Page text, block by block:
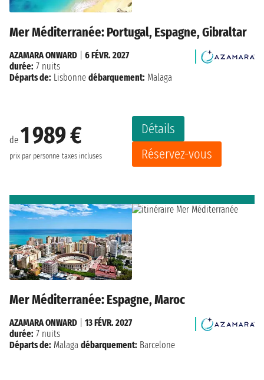
Mer Méditerranée: Portugal, Espagne, Gibraltar
de 1 989 €
prix par personne taxes incluses
Détails
Réservez-vous
AZAMARA ONWARD
6 FÉVR. 2027
durée: 7 nuits
Départs de: Lisbonne débarquement: Malaga
Mer Méditerranée: Espagne, Maroc
AZAMARA ONWARD
13 FÉVR. 2027
durée: 7 nuits
Départs de: Malaga débarquement: Barcelone